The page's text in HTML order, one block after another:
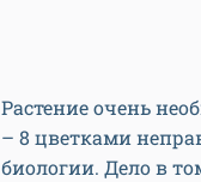
Растение очень
– 8 цветками
биологии. Дело в